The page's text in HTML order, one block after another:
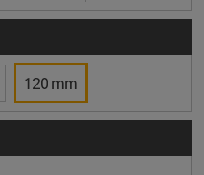
120 mm